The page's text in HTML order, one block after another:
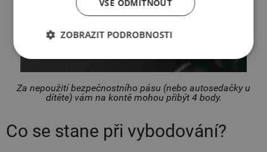
Za nepoužití bezpečnostního pásu (nebo autosedačky u
dítěte) vám na kontě mohou přibýt 4 body.
Co se stane při vybodování?
VŠE ODMÍTNOUT
ZOBRAZIT PODROBNOSTI